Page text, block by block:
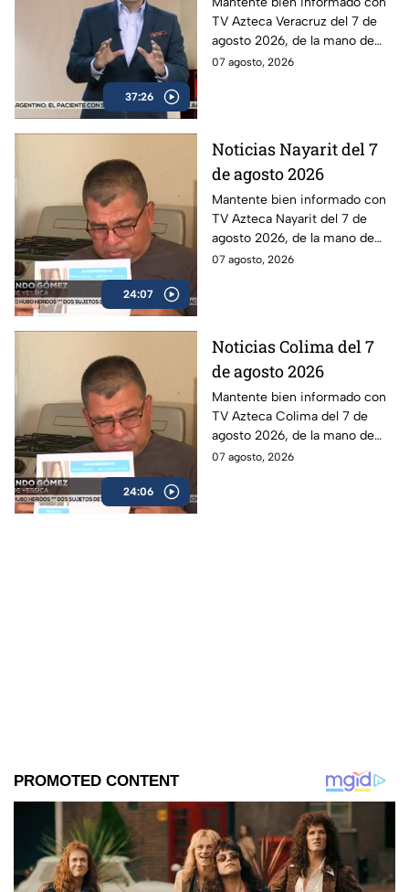
37:26
TV Azteca Veracruz del 7 de
agosto 2026, de la mano de
Berenice Girón y Gerson
07 agosto, 2026
24:07
Noticias Nayarit del 7
de agosto 2026
Mantente bien informado con
TV Azteca Nayarit del 7 de
agosto 2026, de la mano de
Jorge Kirschner.
07 agosto, 2026
24:06
Noticias Colima del 7
de agosto 2026
Mantente bien informado con
TV Azteca Colima del 7 de
agosto 2026, de la mano de
Jorge Kirschner.
07 agosto, 2026